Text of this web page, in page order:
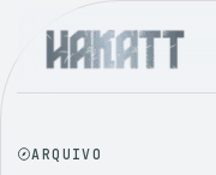
ARQUIVO